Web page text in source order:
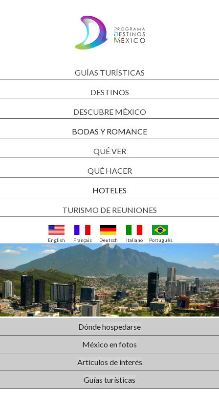
GUÍAS TURÍSTICAS
DESTINOS
DESCUBRE MÉXICO
BODAS Y ROMANCE
QUÉ VER
QUÉ HACER
HOTELES
TURISMO DE REUNIONES
English Français Deutsch Italiano Português
Dónde hospedarse
México en fotos
Artículos de interés
Guías turísticas